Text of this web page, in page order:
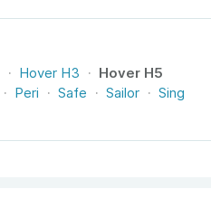
Hover H3
Hover H5
Peri Safe Sailor
Sing